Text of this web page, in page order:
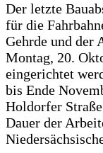
Der letzte
für die
Gehrde und der
Montag, 20.
eingerichtet
bis Ende
Holdorfer
Dauer der